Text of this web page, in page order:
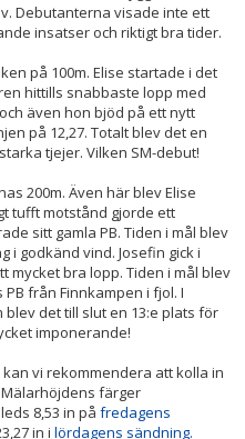
Debutanterna visade inte ett
insatser och riktigt bra tider.
på 100m. Elise startade i det
hittills snabbaste lopp med
även hon bjöd på ett nytt
på 12,27. Totalt blev det en
tjejer. Vilken SM-debut!
200m. Även här blev Elise
tufft motstånd gjorde ett
sitt gamla PB. Tiden i mål blev
i godkänd vind. Josefin gick i
mycket bra lopp. Tiden i mål blev
från Finnkampen i fjol. I
det till slut en 13:e plats för
imponerande!
vi rekommendera att kolla in
Mälarhöjdens färger
8,53 in på fredagens
in i lördagens sändning.